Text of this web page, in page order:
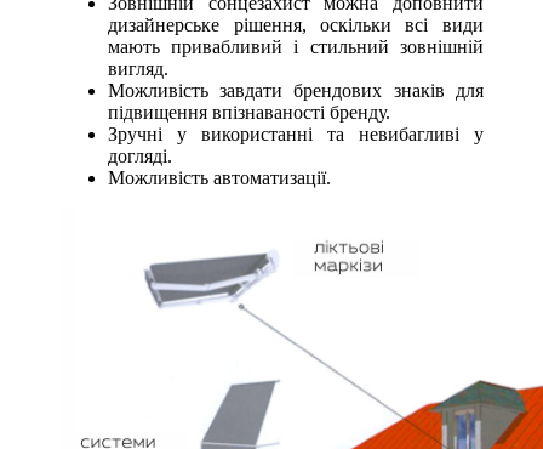
дизайнерське рішення, оскільки всі види
мають привабливий і стильний зовнішній
вигляд.
Можливість завдати брендових знаків для
підвищення впізнаваності бренду.
Зручні у використанні та невибагливі у
догляді.
Можливість автоматизації.